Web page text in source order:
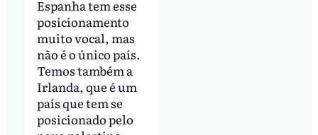
Espanha tem esse
posicionamento
muito vocal, mas
não é o único país.
Temos também a
Irlanda, que é um
país que tem se
posicionado pelo